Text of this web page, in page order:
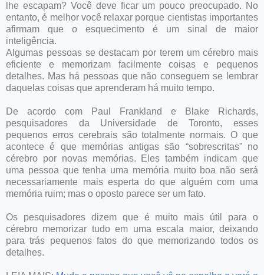
lhe escapam? Você deve ficar um pouco preocupado. No
entanto, é melhor você relaxar porque cientistas importantes
afirmam que o esquecimento é um sinal de maior
inteligência.
Algumas pessoas se destacam por terem um cérebro mais
eficiente e memorizam facilmente coisas e pequenos
detalhes. Mas há pessoas que não conseguem se lembrar
daquelas coisas que aprenderam há muito tempo.
De acordo com Paul Frankland e Blake Richards,
pesquisadores da Universidade de Toronto, esses
pequenos erros cerebrais são totalmente normais. O que
acontece é que memórias antigas são “sobrescritas” no
cérebro por novas memórias. Eles também indicam que
uma pessoa que tenha uma memória muito boa não será
necessariamente mais esperta do que alguém com uma
memória ruim; mas o oposto parece ser um fato.
Os pesquisadores dizem que é muito mais útil para o
cérebro memorizar tudo em uma escala maior, deixando
para trás pequenos fatos do que memorizando todos os
detalhes.